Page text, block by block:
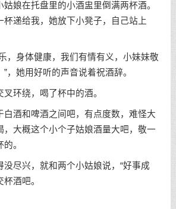
娘在托盘里的小酒盅里倒满两杯酒。
杯递给我，她放下小凳子，自己站上
，身体健康，我们有情有义，小妹妹敬
，她用好听的声音说着祝酒辞。
环绕，喝了杯中的酒。
白酒和啤酒之间吧，有点度数，难怪大
，大概这个小个子姑娘酒量大吧，敬一
。
没尽兴，就和两个小姑娘说，“好事成
酒吧。